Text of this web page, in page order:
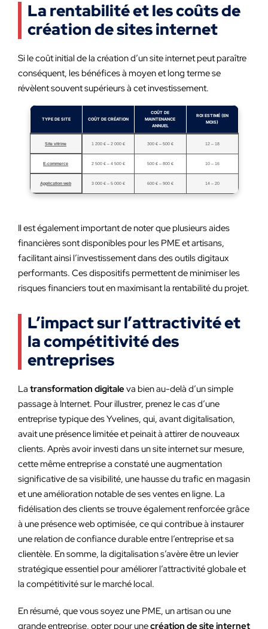
La rentabilité et les coûts de
création de sites internet
Si le coût initial de la création d’un site internet peut paraître
conséquent, les bénéfices à moyen et long terme se
révèlent souvent supérieurs à cet investissement.
TYPE DE SITE COÛT DE CRÉATION
COÛT DE
MAINTENANCE
ANNUEL
ROI ESTIMÉ (EN
MOIS)
Site vitrine 1 200 € – 2 000 € 300 € – 500 € 12 – 18
E-commerce 2 500 € – 4 500 € 500 € – 800 € 10 – 16
Application web 3 000 € – 5 000 € 600 € – 900 € 14 – 20
Il est également important de noter que plusieurs aides
financières sont disponibles pour les PME et artisans,
facilitant ainsi l’investissement dans des outils digitaux
performants. Ces dispositifs permettent de minimiser les
risques financiers tout en maximisant la rentabilité du projet.
L’impact sur l’attractivité et
la compétitivité des
entreprises
La transformation digitaleva bien au-delà d’un simple
passage à Internet. Pour illustrer, prenez le cas d’une
entreprise typique des Yvelines, qui, avant digitalisation,
avait une présence limitée et peinait à attirer de nouveaux
clients. Après avoir investi dans un site internet sur mesure,
cette même entreprise a constaté une augmentation
significative de sa visibilité, une hausse du trafic en magasin
et une amélioration notable de ses ventes en ligne. La
fidélisation des clients se trouve également renforcée grâce
à une présence web optimisée, ce qui contribue à instaurer
une relation de confiance durable entre l’entreprise et sa
clientèle. En somme, la digitalisation s’avère être un levier
stratégique essentiel pour améliorer l’attractivité globale et
la compétitivité sur le marché local.
En résumé, que vous soyez une PME, un artisan ou une
grande entreprise, opter pour unecréation de site internet